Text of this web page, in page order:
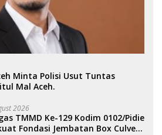
Minta Polisi Usut Tuntas
Mal Aceh.
2026
TMMD Ke-129 Kodim 0102/Pidie
Fondasi Jembatan Box Culvert